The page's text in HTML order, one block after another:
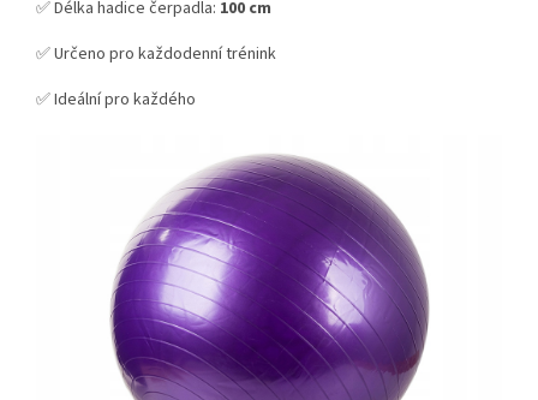
✅ Délka hadice čerpadla: 100 cm
✅ Určeno pro každodenní trénink
✅ Ideální pro každého